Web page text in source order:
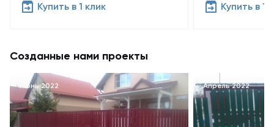
Купить в 1 клик Купить в 1
Созданные нами проекты
Июнь 2022 Апрель 2022